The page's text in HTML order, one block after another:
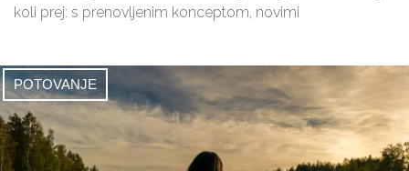
koli prej: s prenovljenim konceptom, novimi
POTOVANJE